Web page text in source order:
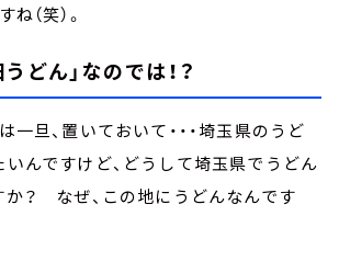
（笑）。
どん」なのでは！？
一旦、置いておいて・・・埼玉県のうど
んですけど、どうして埼玉県でうどん
か？ なぜ、この地にうどんなんです